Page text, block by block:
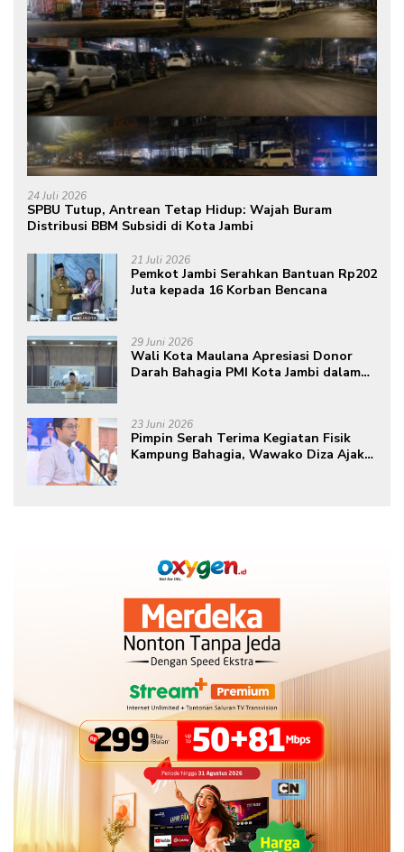
24 Juli 2026
SPBU Tutup, Antrean Tetap Hidup: Wajah Buram
Distribusi BBM Subsidi di Kota Jambi
21 Juli 2026
Pemkot Jambi Serahkan Bantuan Rp202
Juta kepada 16 Korban Bencana
29 Juni 2026
Wali Kota Maulana Apresiasi Donor
Darah Bahagia PMI Kota Jambi dalam
23 Juni 2026
Pimpin Serah Terima Kegiatan Fisik
Kampung Bahagia, Wawako Diza Ajak